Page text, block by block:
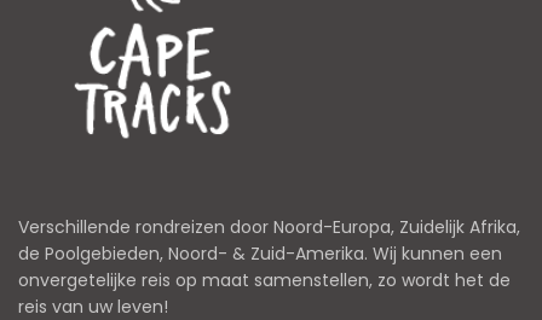
Verschillende rondreizen door Noord-Europa, Zuidelijk Afrika,
de Poolgebieden, Noord- & Zuid-Amerika. Wij kunnen een
onvergetelijke reis op maat samenstellen, zo wordt het de
reis van uw leven!